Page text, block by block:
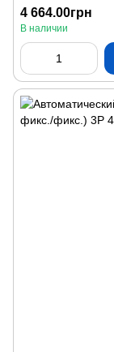
4 664.00грн
В наличии